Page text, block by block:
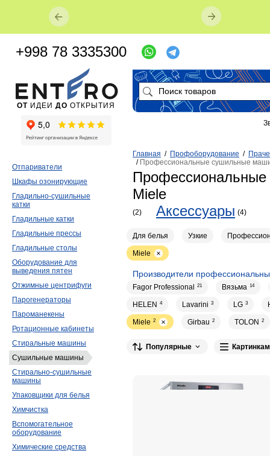
Главная / Профоборудование /
/ Профессиональные сушильные
Miele
(2) Аксессуары (4)
Для белья Узкие
Miele
Производители
Fagor Professional 21 Вязьма 14
HELEN 4 Lavarini 3 LG 3
Miele 2 Girbau 2 TOLON 2
Популярные
Отпариватели
Шкафы озонирующие
Гладильно-сушильные
катки
Гладильные катки
Гладильные прессы
Гладильные столы
Оборудование для
выведения пятен
Отжимные центрифуги
Парогенераторы
Пароманекены
Ротационные кабинеты
Стиральные машины
Сушильные машины
Стирально-сушильные
машины
Упаковщики для белья
Химчистка
Вспомогательное
оборудование
Химические средства
ОТ ИДЕИ ДО ОТКРЫТИЯ
+998 78 3335300